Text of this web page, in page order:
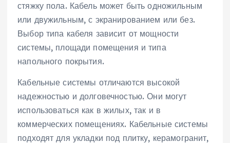
стяжку пола. Кабель может быть одножильным
или двужильным‚ с экранированием или без.
Выбор типа кабеля зависит от мощности
системы‚ площади помещения и типа
напольного покрытия.
Кабельные системы отличаются высокой
надежностью и долговечностью. Они могут
использоваться как в жилых‚ так и в
коммерческих помещениях. Кабельные системы
подходят для укладки под плитку‚ керамогранит‚